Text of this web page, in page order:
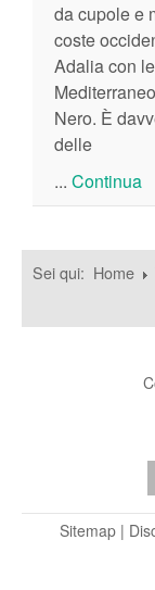
da cupole e
coste
Adalia con
Nero. È
delle
... Continua
Sei qui: Home
Sitemap|